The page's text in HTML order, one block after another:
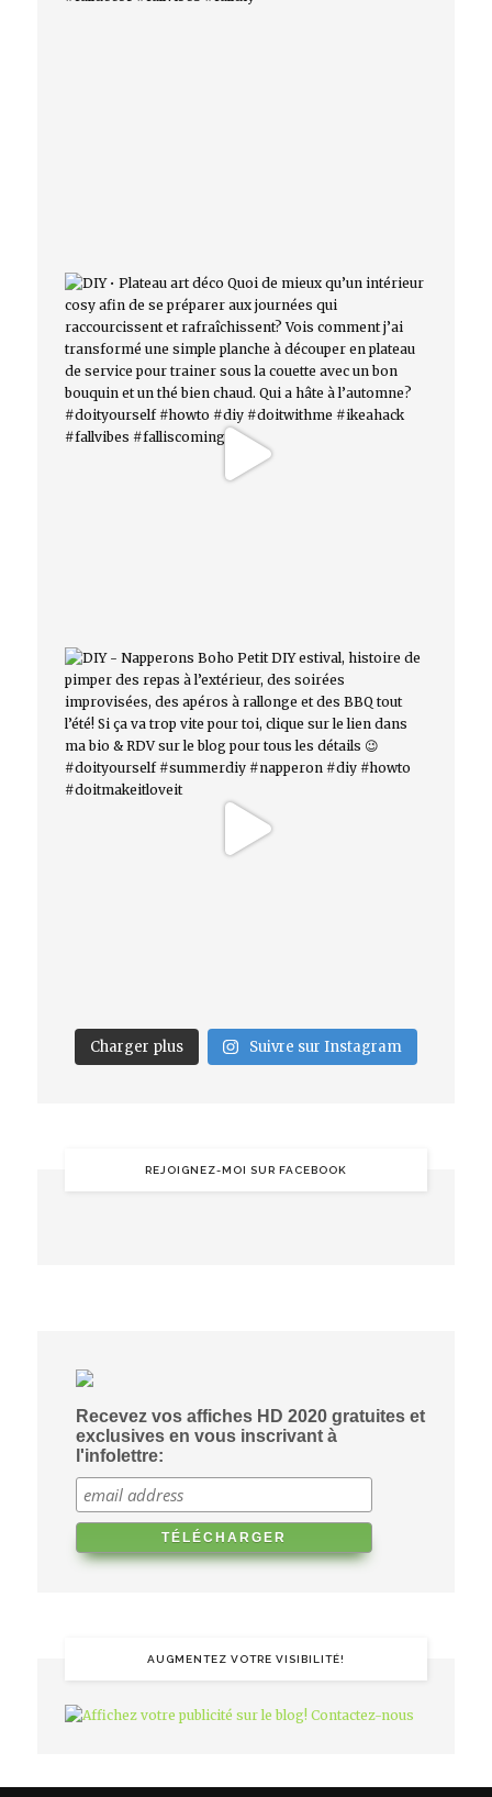
Charger plus Suivre sur Instagram
REJOIGNEZ-MOI SUR FACEBOOK
Recevez vos affiches HD 2020 gratuites et
exclusives en vous inscrivant à
l'infolettre:
AUGMENTEZ VOTRE VISIBILITÉ!